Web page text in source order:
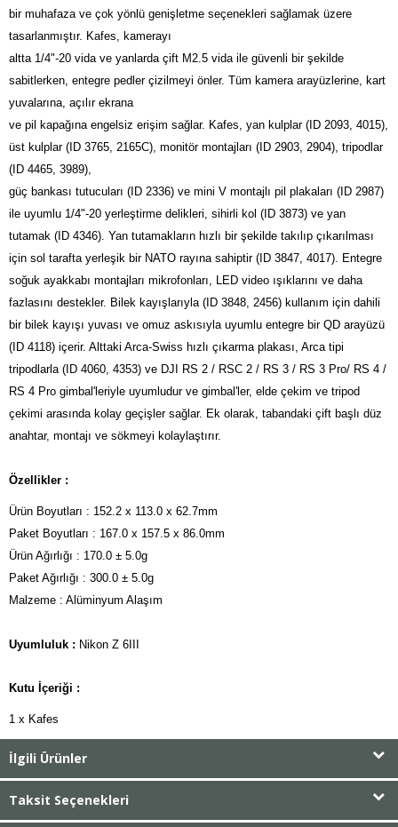
bir muhafaza ve çok yönlü genişletme seçenekleri sağlamak üzere
tasarlanmıştır. Kafes, kamerayı
altta 1/4"-20 vida ve yanlarda çift M2.5 vida ile güvenli bir şekilde
sabitlerken, entegre pedler çizilmeyi önler. Tüm kamera arayüzlerine, kart
yuvalarına, açılır ekrana
ve pil kapağına engelsiz erişim sağlar. Kafes, yan kulplar (ID 2093, 4015),
üst kulplar (ID 3765, 2165C), monitör montajları (ID 2903, 2904), tripodlar
(ID 4465, 3989),
güç bankası tutucuları (ID 2336) ve mini V montajlı pil plakaları (ID 2987)
ile uyumlu 1/4"-20 yerleştirme delikleri, sihirli kol (ID 3873) ve yan
tutamak (ID 4346). Yan tutamakların hızlı bir şekilde takılıp çıkarılması
için sol tarafta yerleşik bir NATO rayına sahiptir (ID 3847, 4017). Entegre
soğuk ayakkabı montajları mikrofonları, LED video ışıklarını ve daha
fazlasını destekler. Bilek kayışlarıyla (ID 3848, 2456) kullanım için dahili
bir bilek kayışı yuvası ve omuz askısıyla uyumlu entegre bir QD arayüzü
(ID 4118) içerir. Alttaki Arca-Swiss hızlı çıkarma plakası, Arca tipi
tripodlarla (ID 4060, 4353) ve DJI RS 2 / RSC 2 / RS 3 / RS 3 Pro/ RS 4 /
RS 4 Pro gimbal'leriyle uyumludur ve gimbal'ler, elde çekim ve tripod
çekimi arasında kolay geçişler sağlar. Ek olarak, tabandaki çift başlı düz
anahtar, montajı ve sökmeyi kolaylaştırır.
Özellikler :
Ürün Boyutları : 152.2 x 113.0 x 62.7mm
Paket Boyutları : 167.0 x 157.5 x 86.0mm
Ürün Ağırlığı : 170.0 ± 5.0g
Paket Ağırlığı : 300.0 ± 5.0g
Malzeme : Alüminyum Alaşım
Uyumluluk : Nikon Z 6III
Kutu İçeriği :
1 x Kafes
İlgili Ürünler
Taksit Seçenekleri